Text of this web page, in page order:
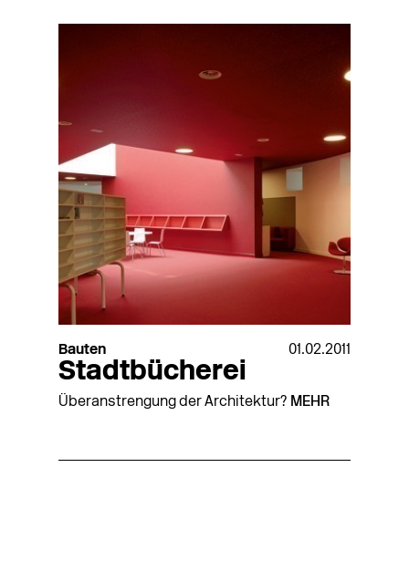
Bauten 01.02.2011
Stadtbücherei
Überanstrengung der Architektur? MEHR